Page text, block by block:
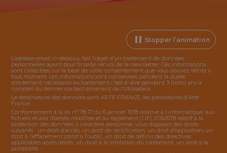
Stopper l’animation
L’adresse email ci-dessous, fait l’objet d’un traitement de données
personnelles ayant pour finalité l’envoi de la newsletter. Ces informations
sont collectées sur la base de votre consentement que vous pouvez retirer à
tout moment. Les informations sont conservées pendant la durée
strictement nécessaire au traitement c’est-à-dire pendant 3 (trois) ans à
compter du dernier contact émanant de l’Utilisateur.
Le destinataire des données sont ARTE FRANCE, les prestataires d’Arte
France.
Conformément à la loi n° 78-17 du 6 janvier 1978 relative à l’informatique, aux
fichiers et aux libertés modifiée et au règlement (UE) 2016/679 relatif à la
protection des données à caractère personnel, vous disposez des droits
suivants : un droit d’accès, un droit de rectification, un droit d’opposition, un
droit à l’effacement (droit à l’oubli), un droit de définir des directives
applicables après décès, un droit à la limitation du traitement, un droit à la
portabilité.